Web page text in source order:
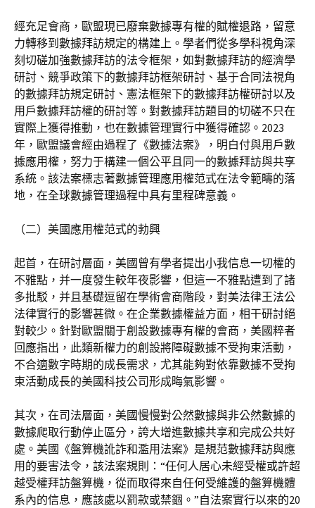
經充足會商，歐盟現已廢棄數據專有權的賦權退路，留意
力轉移到數據拜訪規定的構建上。學者們從多學科視角深
刻切磋加強數據拜訪的法令框架，如對數據拜訪的經濟學
研討、競爭政策下的數據拜訪框架研討、基于合同法視角
的數據拜訪規定研討、憲法框架下的數據拜訪權研討以及
用戶數據拜訪權的研討等。對數據拜訪題目的切磋不只在
實際上獲得推動，也在數據管理實行中獲得確認。2023
年，歐盟議會經由過程了《數據法案》，明白付與用戶數
據應用權，努力于構建一個公平且同一的數據拜訪與共享
系統。該法案標志著數據管理應用權范式在法令範疇的落
地，在全球數據管理過程中具有里程碑意義。
（二）美國應用權范式的勃興
起首，在研討層面，美國曾有學者提出小我信息一切權的
不雅點，并一度發生較年夜影響，但這一不雅點遭到了諸
多批駁，并且基礎逗留在學術會商階段，對美法律王法公
法律實行的影響甚微。在企業數據權益方面，相干研討絕
對較少。針對歐盟關于創設數據專有權的會商，美國粹者
回應指出，此類新權力的創設將障礙數據不受拘束活動，
不合適數字時期的成長需求，尤其能夠對依靠數據不受拘
束活動成長的美國科技公司形成晦氣影響。
其次，在司法層面，美國慢慢對公然數據與非公然數據的
數據爬取行動停止區分，誇大增進數據共享和完成公共好
處。美國《盤算機訛詐和濫用法案》是規范數據拜訪與應
用的要害法令，該法案規則：“任何人居心未經受權或許超
越受權拜訪盤算機，從而取得來自任何受維護的盤算機體
系內的信息，應該處以罰款或禁錮。”自法案實行以來的20